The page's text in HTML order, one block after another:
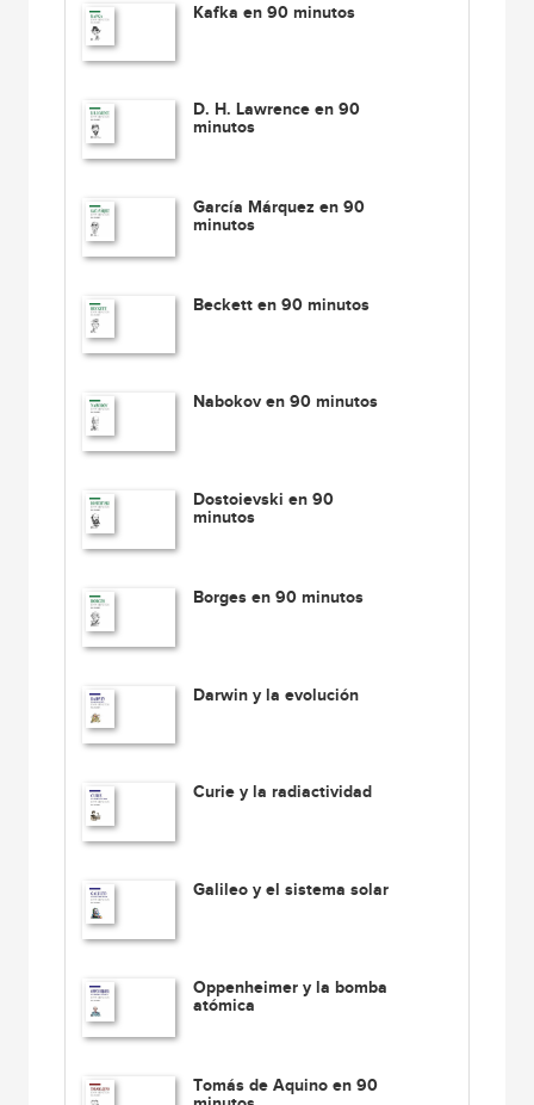
Kafka en 90 minutos
D. H. Lawrence en 90
minutos
García Márquez en 90
minutos
Beckett en 90 minutos
Nabokov en 90 minutos
Dostoievski en 90
minutos
Borges en 90 minutos
Darwin y la evolución
Curie y la radiactividad
Galileo y el sistema solar
Oppenheimer y la bomba
atómica
Tomás de Aquino en 90